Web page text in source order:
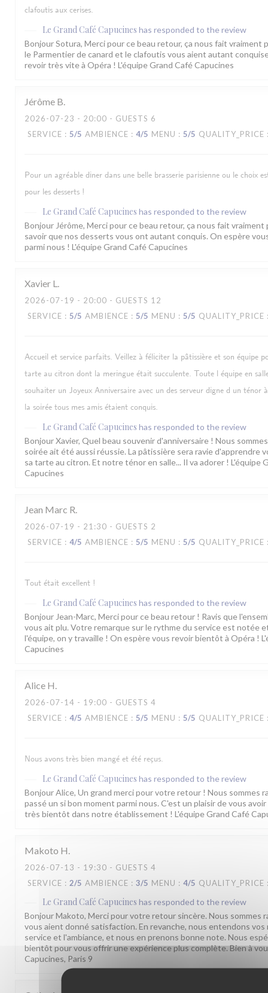
clafoutis aux cerises.
Le Grand Café Capucines has responded to the review
Bonjour Sotura, Merci pour ce beau retour, ça nous fait vraiment
le Parmentier de canard et le clafoutis vous aient autant
revoir très vite à Opéra ! L'équipe Grand Café Capucines
Jérôme B
2026-07-23 - 20:00 - GUESTS 6
SERVICE : 5/5 AMBIENCE : 4/5 MENU : 5/5 QUALITY_PRICE
Pour un agréable diner dans une belle brasserie parisienne ou le choix
pour les desserts !
Le Grand Café Capucines has responded to the review
Bonjour Jérôme, Merci pour ce beau retour, ça nous fait vraiment
savoir que nos desserts vous ont autant conquis. On espère
parmi nous ! L'équipe Grand Café Capucines
Xavier L
2026-07-19 - 20:00 - GUESTS 12
SERVICE : 5/5 AMBIENCE : 5/5 MENU : 5/5 QUALITY_PRICE
Accueil et service parfaits. Veillez à féliciter la pâtissière et son équipe
tarte au citron dont la meringue était succulente. Toute l équipe en
souhaiter un Joyeux Anniversaire avec un des serveur digne d un ténor
la soirée tous mes amis étaient conquis.
Le Grand Café Capucines has responded to the review
Bonjour Xavier, Quel beau souvenir d'anniversaire ! Nous
soirée ait été aussi réussie. La pâtissière sera ravie d'apprendre
sa tarte au citron. Et notre ténor en salle... Il va adorer ! L'équipe
Capucines
Jean Marc R
2026-07-19 - 21:30 - GUESTS 2
SERVICE : 4/5 AMBIENCE : 5/5 MENU : 5/5 QUALITY_PRICE
Tout était excellent !
Le Grand Café Capucines has responded to the review
Bonjour Jean-Marc, Merci pour ce beau retour ! Ravis que
vous ait plu. Votre remarque sur le rythme du service est notée
l'équipe, on y travaille ! On espère vous revoir bientôt à Opéra !
Capucines
Alice H
2026-07-14 - 19:00 - GUESTS 4
SERVICE : 4/5 AMBIENCE : 5/5 MENU : 5/5 QUALITY_PRICE
Nous avons très bien mangé et été reçus.
Le Grand Café Capucines has responded to the review
Bonjour Alice, Un grand merci pour votre retour ! Nous sommes
passé un si bon moment parmi nous. C'est un plaisir de vous
très bientôt dans notre établissement ! L'équipe Grand Café
Makoto H
2026-07-13 - 19:30 - GUESTS 4
SERVICE : 2/5 AMBIENCE : 3/5 MENU : 4/5 QUALITY_PRICE
Le Grand Café Capucines has responded to the review
Bonjour Makoto, Merci pour votre retour sincère. Nous sommes
vous aient donné satisfaction. En revanche, nous entendons vos
service et l'ambiance, et nous en prenons bonne note. Nous
bientôt pour vous offrir une expérience plus complète. Bien à
Capucines, Paris 9